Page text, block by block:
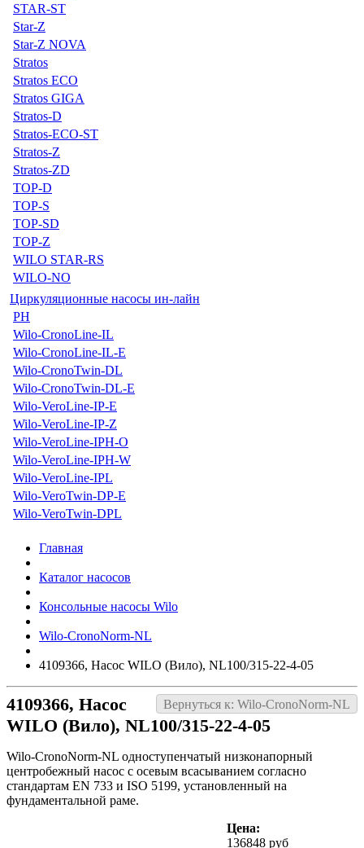
STAR-ST
Star-Z
Star-Z NOVA
Stratos
Stratos ECO
Stratos GIGA
Stratos-D
Stratos-ECO-ST
Stratos-Z
Stratos-ZD
TOP-D
TOP-S
TOP-SD
TOP-Z
WILO STAR-RS
WILO-NO
Циркуляционные насосы ин-лайн
PH
Wilo-CronoLine-IL
Wilo-CronoLine-IL-E
Wilo-CronoTwin-DL
Wilo-CronoTwin-DL-E
Wilo-VeroLine-IP-E
Wilo-VeroLine-IP-Z
Wilo-VeroLine-IPH-O
Wilo-VeroLine-IPH-W
Wilo-VeroLine-IPL
Wilo-VeroTwin-DP-E
Wilo-VeroTwin-DPL
Главная
Каталог насосов
Консольные насосы Wilo
Wilo-CronoNorm-NL
4109366, Насос WILO (Вило), NL100/315-22-4-05
Вернуться к: Wilo-CronoNorm-NL
4109366, Насос
WILO (Вило), NL100/315-22-4-05
Wilo-CronoNorm-NL одноступенчатый низконапорный
центробежный насос с осевым всасыванием согласно
стандартам EN 733 и ISO 5199, установленный на
фундаментальной раме.
Цена:
136848 руб